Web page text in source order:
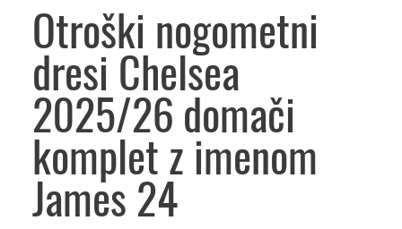
Otroški nogometni
dresi Chelsea
2025/26 domači
komplet z imenom
James 24